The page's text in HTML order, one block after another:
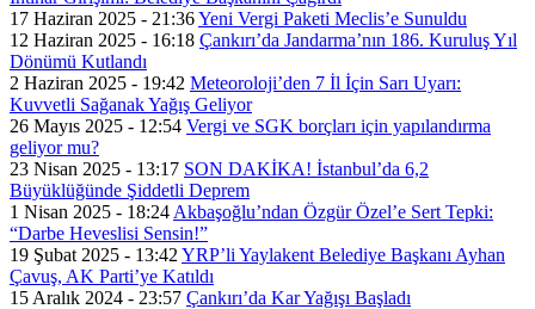
17 Haziran 2025 - 21:36Yeni Vergi Paketi Meclis’e Sunuldu
12 Haziran 2025 - 16:18 Çankırı’da Jandarma’nın 186. Kuruluş Yıl
Dönümü Kutlandı
2 Haziran 2025 - 19:42 Meteoroloji’den 7 İl İçin Sarı Uyarı:
Kuvvetli Sağanak Yağış Geliyor
26 Mayıs 2025 - 12:54 Vergi ve SGK borçları için yapılandırma
geliyor mu?
23 Nisan 2025 - 13:17 SON DAKİKA! İstanbul’da 6,2
Büyüklüğünde Şiddetli Deprem
1 Nisan 2025 - 18:24 Akbaşoğlu’ndan Özgür Özel’e Sert Tepki:
“Darbe Heveslisi Sensin!”
19 Şubat 2025 - 13:42 YRP’li Yaylakent Belediye Başkanı Ayhan
Çavuş, AK Parti’ye Katıldı
15 Aralık 2024 - 23:57 Çankırı’da Kar Yağışı Başladı